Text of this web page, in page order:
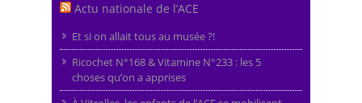
Actu nationale de l’ACE
Et si on allait tous au musée ?!
Ricochet N°168 & Vitamine N°233 : les 5
choses qu’on a apprises